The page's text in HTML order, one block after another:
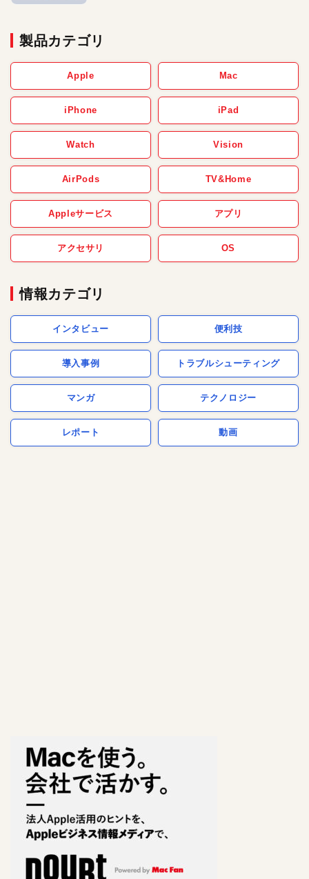
製品カテゴリ
Apple Mac
iPhone iPad
Watch Vision
AirPods TV&Home
Appleサービス アプリ
アクセサリ OS
情報カテゴリ
インタビュー 便利技
導入事例 トラブルシューティング
マンガ テクノロジー
レポート 動画